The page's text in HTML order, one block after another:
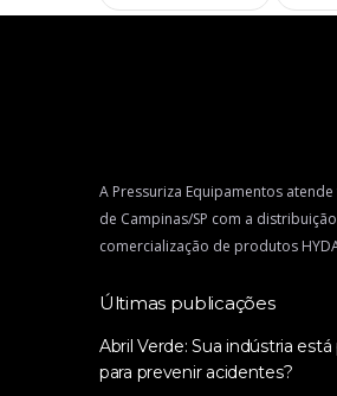
A Pressuriza Equipamentos
de Campinas/SP com a
comercialização de produtos
Últimas publicações
Abril Verde: Sua indústria está
para prevenir acidentes?